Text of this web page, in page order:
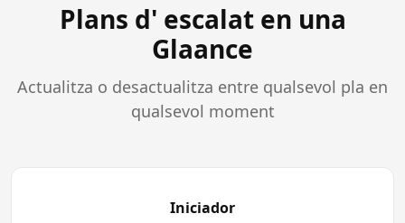
Plans d' escalat en una
Glaance
Actualitza o desactualitza entre qualsevol pla en
qualsevol moment
Iniciador